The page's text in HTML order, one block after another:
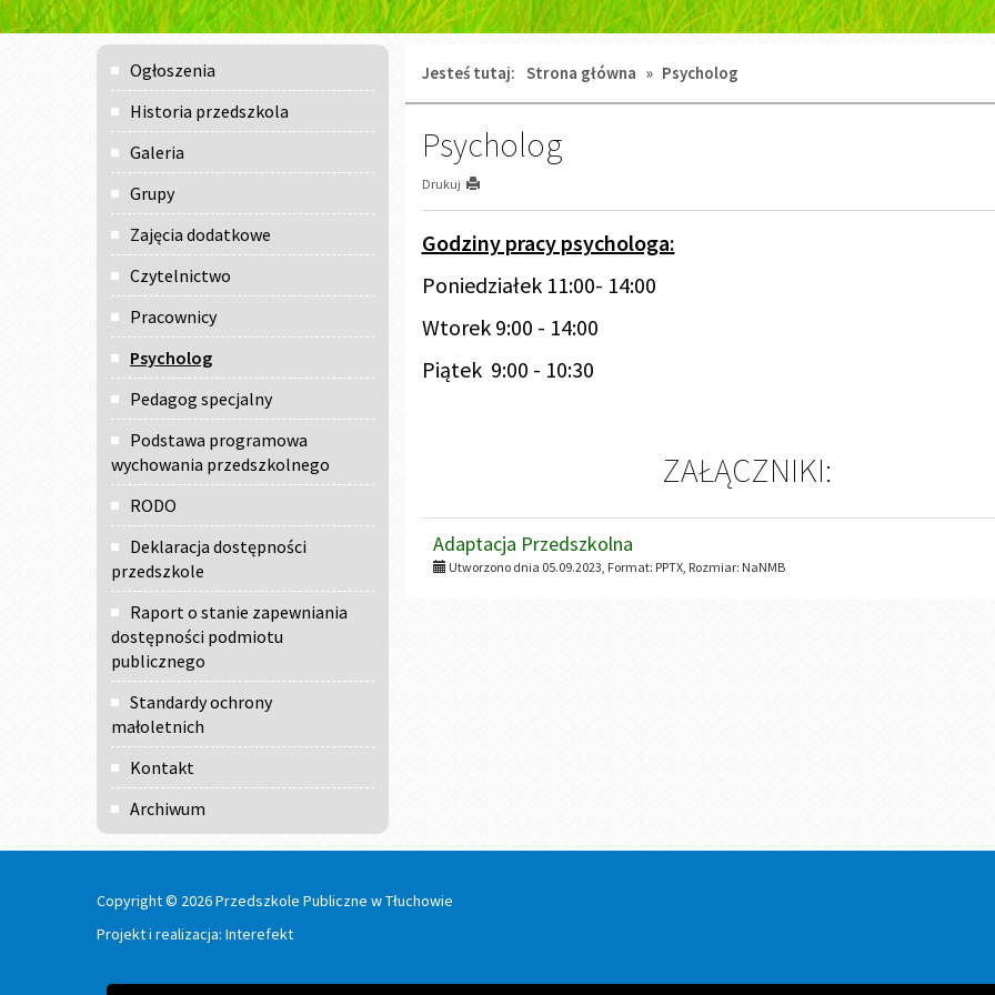
Menu
główne
Ogłoszenia
Historia przedszkola
Galeria
Grupy
Zajęcia dodatkowe
Czytelnictwo
Pracownicy
Psycholog
Pedagog specjalny
Podstawa programowa
wychowania przedszkolnego
RODO
Deklaracja dostępności
przedszkole
Raport o stanie zapewniania
dostępności podmiotu
publicznego
Standardy ochrony
małoletnich
Kontakt
Archiwum
Jesteś tutaj: Strona główna » Psycholog
Psycholog
Drukuj
Godziny pracy psychologa:
Poniedziałek 11:00- 14:00
Wtorek 9:00 - 14:00
Piątek 9:00 - 10:30
ZAŁĄCZNIKI:
Adaptacja Przedszkolna
Utworzono dnia 05.09.2023, Format: PPTX, Rozmiar: NaNMB
Copyright © 2026 Przedszkole Publiczne w Tłuchowie
Projekt i realizacja: Interefekt